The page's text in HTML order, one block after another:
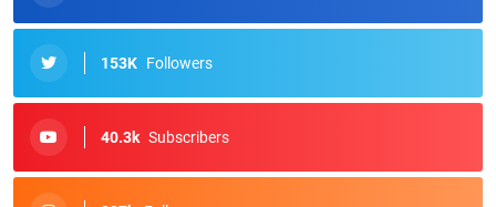
153K Followers
40.3k Subscribers